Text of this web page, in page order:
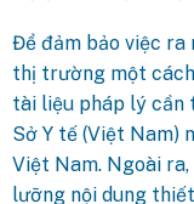
Để đảm bảo việc ra
thị trường một
tài liệu pháp lý cần
Sở Y tế (Việt Nam)
Việt Nam. Ngoài
lưỡng nội dung